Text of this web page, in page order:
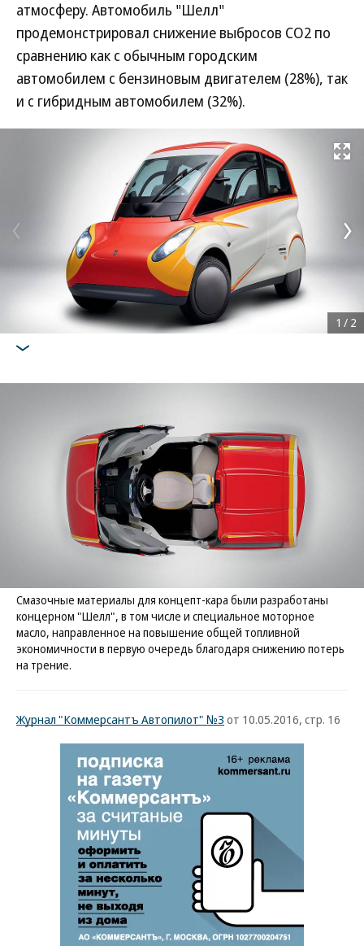
атмосферу. Автомобиль "Шелл"
продемонстрировал снижение выбросов СО2 по
сравнению как с обычным городским
автомобилем с бензиновым двигателем (28%), так
и с гибридным автомобилем (32%).
Развернуть
1 / 2
Смазочные материалы для концепт-кара были разработаны
концерном "Шелл", в том числе и специальное моторное
масло, направленное на повышение общей топливной
экономичности в первую очередь благодаря снижению потерь
на трение.
Журнал "Коммерсантъ Автопилот" №3 от 10.05.2016, стр. 16